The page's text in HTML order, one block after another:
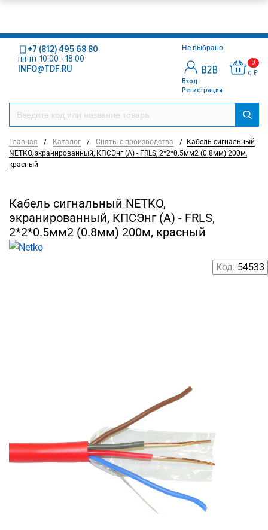
Не выбрано
Вход
Регистрация
0
0 ₽
+7 (812) 495 68 80
пн-пт 10.00 - 18.00
INFO@TDF.RU
Главная / Каталог / Сняты с производства /
Кабель сигнальный
NETKO, экранированный, КПСЭнг (А) - FRLS, 2*2*0.5мм2 (0.8мм) 200м,
красный
Кабель сигнальный NETKO,
экранированный, КПСЭнг (А) - FRLS,
2*2*0.5мм2 (0.8мм) 200м, красный
Код: 54533